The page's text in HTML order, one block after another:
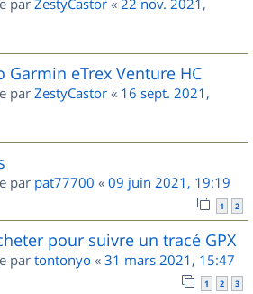
Garmin eTrex Venture HC
par ZestyCastor « 16 sept. 2021,
par pat77700 « 09 juin 2021, 19:19
1 2
pour suivre un tracé GPX
par tontonyo « 31 mars 2021, 15:47
1 2 3